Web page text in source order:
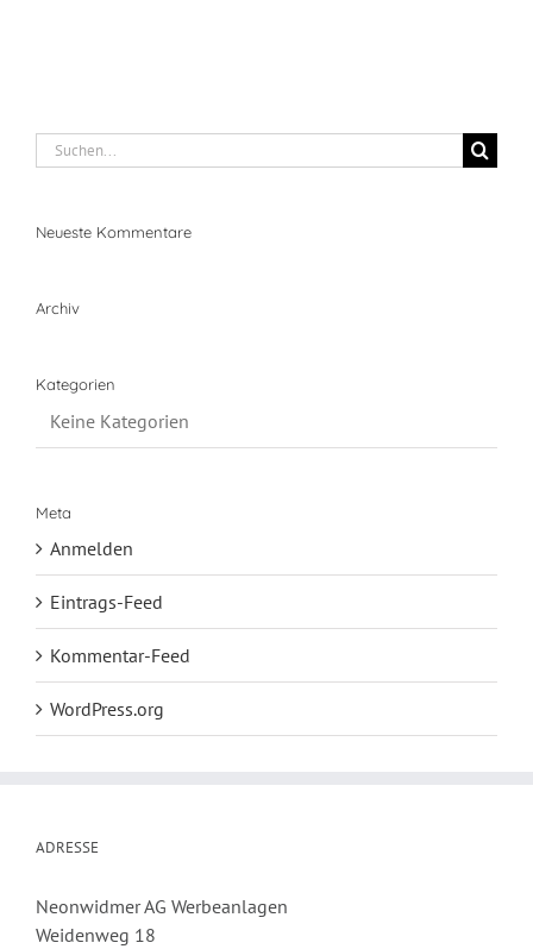
Suche
nach:
Neueste Kommentare
Archiv
Kategorien
Keine Kategorien
Meta
Anmelden
Eintrags-Feed
Kommentar-Feed
WordPress.org
ADRESSE
Neonwidmer AG Werbeanlagen
Weidenweg 18